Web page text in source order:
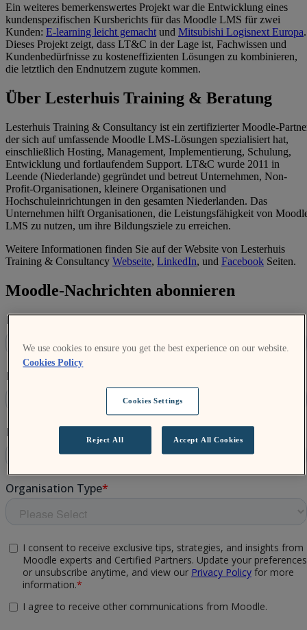
Ein weiteres bemerkenswertes Projekt war die Entwicklung eines
kundenspezifischen Kursberichts für das Moodle LMS für zwei
Kunden: E-learning leicht gemacht und Mitsubishi Logisnext Europa.
Dieses Projekt zeigt, dass LT&C in der Lage ist, Fachwissen und
Kundenbedürfnisse zu kosteneffizienten Lösungen zu kombinieren,
die letztlich den Endnutzern zugute kommen.
Über Lesterhuis Training & Beratung
Lesterhuis Training & Consultancy ist ein zertifizierter Moodle-
der sich auf umfassende Moodle LMS-Lösungen spezialisiert hat,
einschließlich Hosting, Management, Implementierung, Schulung,
Entwicklung und fortlaufendem Support. LT&C wurde 2011 in
Leende (Niederlande) gegründet und betreut Unternehmen, Non-
Profit-Organisationen, kleinere Organisationen und
Hochschuleinrichtungen in den gesamten Niederlanden. Das
Unternehmen hilft Organisationen, die Leistungsfähigkeit von
LMS zu nutzen, um ihre Bildungsziele zu erreichen.
Weitere Informationen finden Sie auf der Website von Lesterhuis
Training & Consultancy Webseite, LinkedIn, und Facebook Seiten.
Moodle-Nachrichten abonnieren
We use cookies to ensure you get the best experience on our website.
Cookies Policy
Cookies Settings
Reject All Accept All Cookies